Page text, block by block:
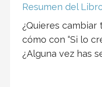
Resumen del
¿Quieres cambiar
cómo con “Si lo
¿Alguna vez has